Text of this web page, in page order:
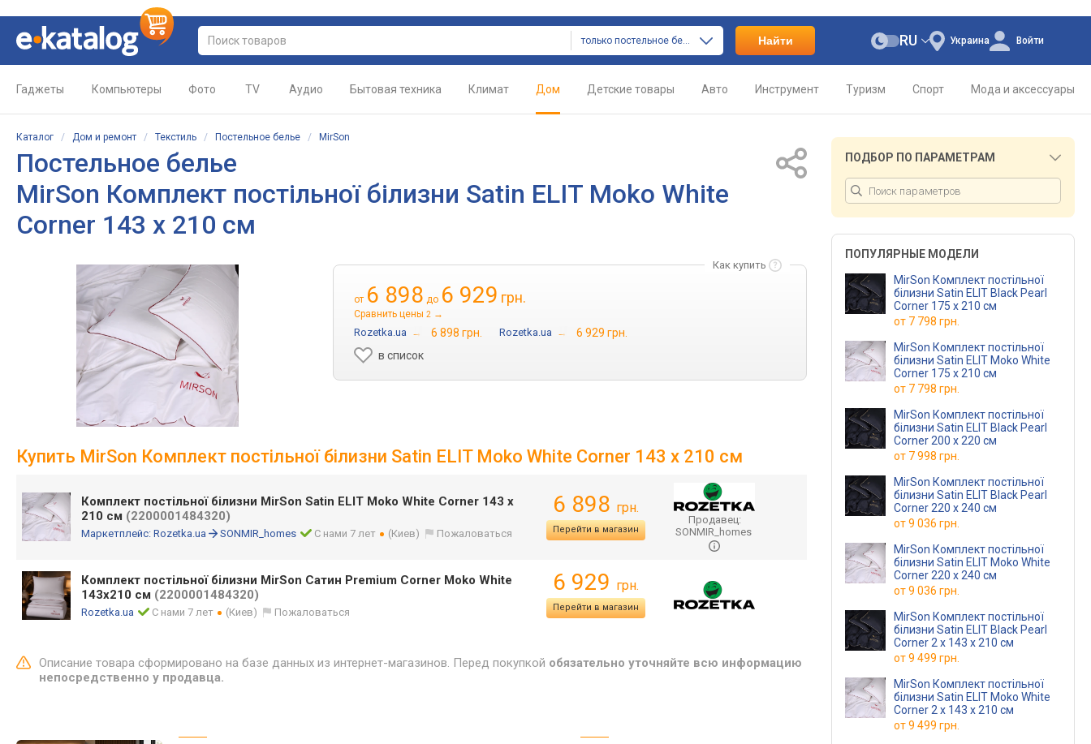
только постельное белье Найти Украина
RU Войти
Гаджеты Компьютеры Фото TV Аудио Бытовая техника Климат Дом Детские товары Авто Инструмент Туризм Спорт Мода и аксессуары
Каталог / Дом и ремонт / Текстиль / Постельное белье / MirSon
Постельное белье
MirSon Комплект постільної білизни Satin ELIT Moko White
Corner 143 x 210 см
Как купить
от 6 898 до 6 929 грн.
Сравнить цены 2 →
Rozetka.ua → 6 898 грн. Rozetka.ua →
6 929 грн.
в список
Купить MirSon Комплект постільної білизни Satin ELIT Moko White Corner 143 x 210 см
Комплект постільної білизни MirSon Satin ELIT Moko White Corner 143 x
210 см (2200001484320)
Маркетплейс: Rozetka.ua SONMIR_homes С нами 7 лет (Киев) Пожаловаться
6 898 грн.
Перейти в магазин
Продавец:
SONMIR_homes
Комплект постільної білизни MirSon Сатин Premium Corner Moko White
143х210 см (2200001484320)
Rozetka.ua С нами 7 лет (Киев) Пожаловаться
6 929 грн.
Перейти в магазин
Описание товара сформировано на базе данных из интернет-магазинов. Перед покупкой обязательно уточняйте всю информацию
непосредственно у продавца.
ПОДБОР ПО ПАРАМЕТРАМ
ПОПУЛЯРНЫЕ МОДЕЛИ
MirSon Комплект постільної
білизни Satin ELIT Black Pearl
Corner 175 x 210 см
от 7 798 грн.
MirSon Комплект постільної
білизни Satin ELIT Moko White
Corner 175 x 210 см
от 7 798 грн.
MirSon Комплект постільної
білизни Satin ELIT Black Pearl
Corner 200 x 220 см
от 7 998 грн.
MirSon Комплект постільної
білизни Satin ELIT Black Pearl
Corner 220 x 240 см
от9 036 грн.
MirSon Комплект постільної
білизни Satin ELIT Moko White
Corner 220 x 240 см
от9 036 грн.
MirSon Комплект постільної
білизни Satin ELIT Black Pearl
Corner 2 x 143 x 210 см
от9 499 грн.
MirSon Комплект постільної
білизни Satin ELIT Moko White
Corner 2 x 143 x 210 см
от9 499 грн.